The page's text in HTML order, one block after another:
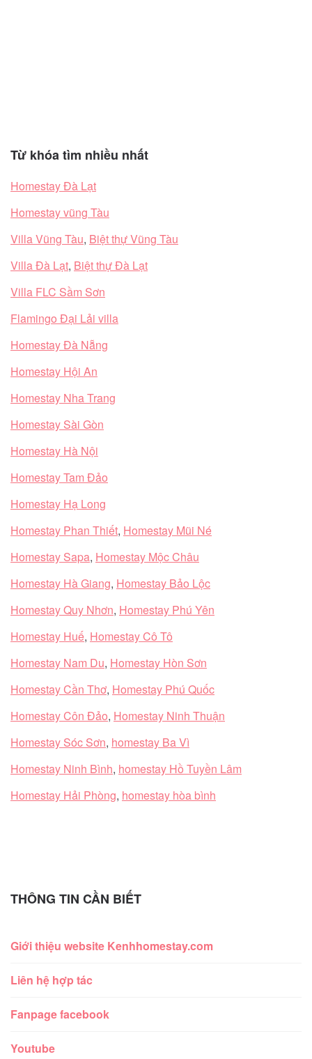
Từ khóa tìm nhiều nhất
Homestay Đà Lạt
Homestay vũng Tàu
Villa Vũng Tàu, Biệt thự Vũng Tàu
Villa Đà Lạt, Biệt thự Đà Lạt
Villa FLC Sầm Sơn
Flamingo Đại Lải villa
Homestay Đà Nẵng
Homestay Hội An
Homestay Nha Trang
Homestay Sài Gòn
Homestay Hà Nội
Homestay Tam Đảo
Homestay Hạ Long
Homestay Phan Thiết, Homestay Mũi Né
Homestay Sapa, Homestay Mộc Châu
Homestay Hà Giang, Homestay Bảo Lộc
Homestay Quy Nhơn, Homestay Phú Yên
Homestay Huế, Homestay Cô Tô
Homestay Nam Du, Homestay Hòn Sơn
Homestay Cần Thơ, Homestay Phú Quốc
Homestay Côn Đảo, Homestay Ninh Thuận
Homestay Sóc Sơn, homestay Ba Vì
Homestay Ninh Bình, homestay Hồ Tuyền Lâm
Homestay Hải Phòng, homestay hòa bình
THÔNG TIN CẦN BIẾT
Giới thiệu website Kenhhomestay.com
Liên hệ hợp tác
Fanpage facebook
Youtube